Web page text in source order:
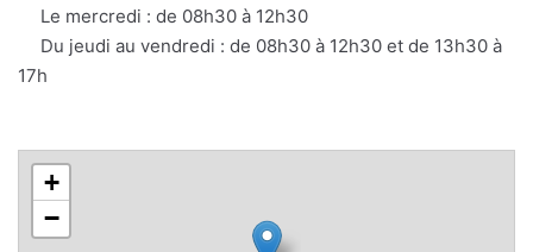
Le mercredi : de 08h30 à 12h30
Du jeudi au vendredi : de 08h30 à 12h30 et de 13h30 à
17h
+
−